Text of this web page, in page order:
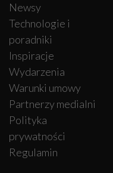
Newsy
Technologie i
poradniki
Inspiracje
Wydarzenia
Warunki umowy
Partnerzy medialni
Polityka
prywatności
Regulamin